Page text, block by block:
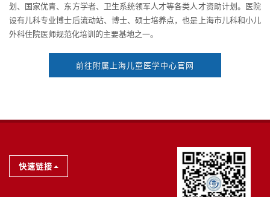
划、国家优青、东方学者、卫生系统领军人才等各类人才资助计划。医院
设有儿科专业博士后流动站、博士、硕士培养点，也是上海市儿科和小儿
外科住院医师规范化培训的主要基地之一。
前往附属上海儿童医学中心官网
快速链接